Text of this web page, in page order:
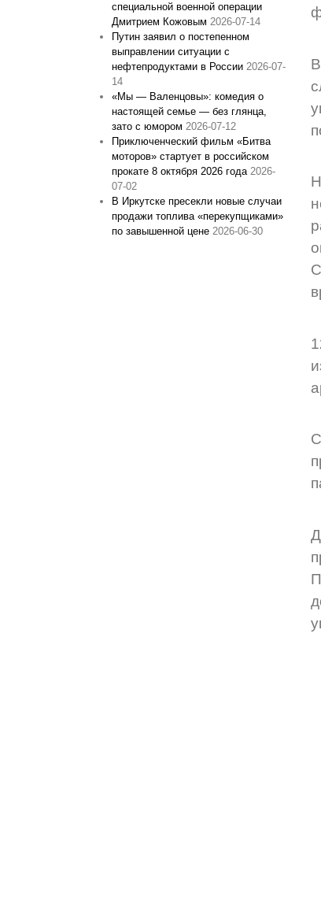
специальной военной операции
Дмитрием Кожовым 2026-07-14
Путин заявил о постепенном
выправлении ситуации с
нефтепродуктами в России 2026-07-
14
«Мы — Валенцовы»: комедия о
настоящей семье — без глянца,
зато с юмором 2026-07-12
Приключенческий фильм «Битва
моторов» стартует в российском
прокате 8 октября 2026 года 2026-
07-02
В Иркутске пресекли новые случаи
продажи топлива «перекупщиками»
по завышенной цене 2026-06-30